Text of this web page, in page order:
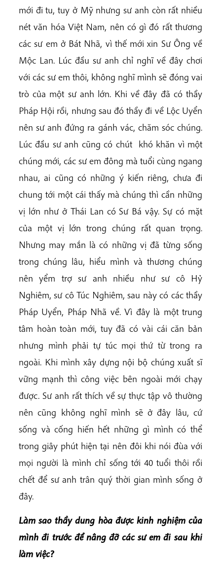
mới đi tu, tuy ở Mỹ nhưng sư anh còn rất nhiều
nét văn hóa Việt Nam, nên có gì đó rất thương
các sư em ở Bát Nhã, vì thế mới xin Sư Ông về
Mộc Lan. Lúc đầu sư anh chỉ nghĩ về đây chơi
với các sư em thôi, không nghĩ mình sẽ đóng vai
trò của một sư anh lớn. Khi về đây đã có thầy
Pháp Hội rồi, nhưng sau đó thầy đi về Lộc Uyển
nên sư anh đứng ra gánh vác, chăm sóc chúng.
Lúc đầu sư anh cũng có chút khó khăn vì một
chúng mới, các sư em đông mà tuổi cùng ngang
nhau, ai cũng có những ý kiến riêng, chưa đi
chung tới một cái thấy mà chúng thì cần những
vị lớn như ở Thái Lan có Sư Bá vậy. Sự có mặt
của một vị lớn trong chúng rất quan trọng.
Nhưng may mắn là có những vị đã từng sống
trong chúng lâu, hiểu mình và thương chúng
nên yểm trợ sư anh nhiều như sư cô Hỷ
Nghiêm, sư cô Túc Nghiêm, sau này có các thầy
Pháp Uyển, Pháp Nhã về. Vì đây là một trung
tâm hoàn toàn mới, tuy đã có vài cái căn bản
nhưng mình phải tự túc mọi thứ từ trong ra
ngoài. Khi mình xây dựng nội bộ chúng xuất sĩ
vững mạnh thì công việc bên ngoài mới chạy
được. Sư anh rất thích về sự thực tập vô thường
nên cũng không nghĩ mình sẽ ở đây lâu, cứ
sống và cống hiến hết những gì mình có thể
trong giây phút hiện tại nên đôi khi nói đùa với
mọi người là mình chỉ sống tới 40 tuổi thôi rồi
chết để sư anh trân quý thời gian mình sống ở
đây.
Làm sao thầy dung hòa được kinh nghiệm của
mình đi trước để nâng đỡ các sư em đi sau khi
làm việc?